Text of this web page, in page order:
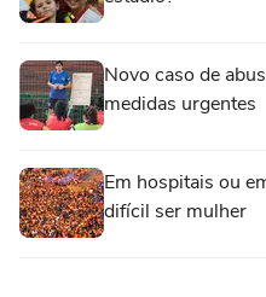
Novo caso de
medidas urgentes
Em hospitais ou
difícil ser mulher